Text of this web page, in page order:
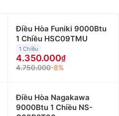
Điều Hòa Funiki 9000Btu
1 Chiều HSC09TMU
1 Chiều
4.350.000
4.750.000-8%
Điều Hòa Nagakawa
9000Btu 1 Chiều NS-